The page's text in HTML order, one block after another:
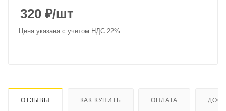
320 ₽/шт
Цена указана с учетом НДС 22%
ОТЗЫВЫ КАК КУПИТЬ ОПЛАТА